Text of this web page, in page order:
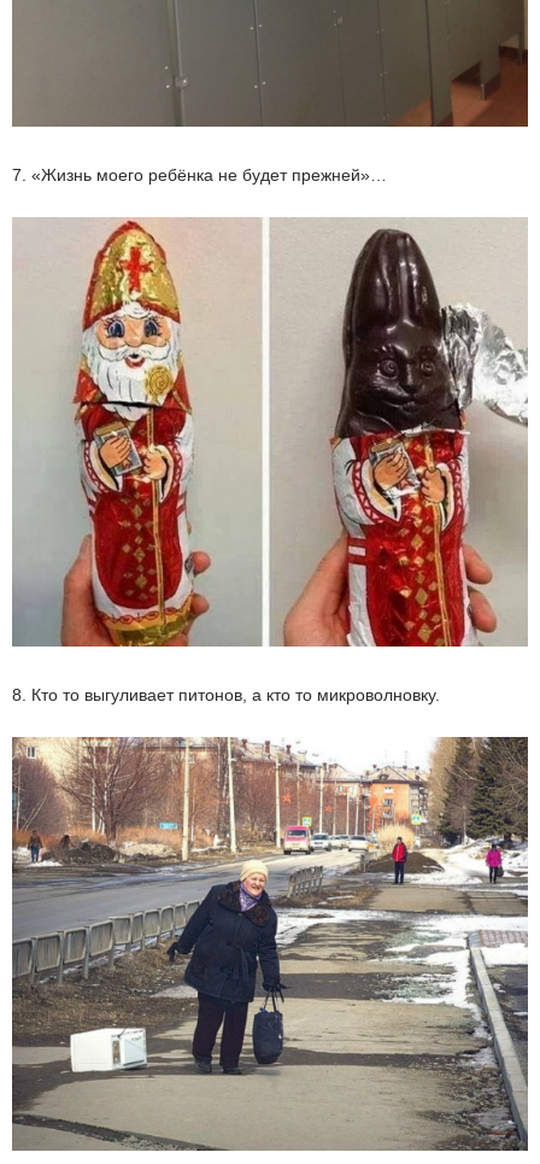
7. «Жизнь моего ребёнка не будет прежней»…
8. Кто то выгуливает питонов, а кто то микроволновку.